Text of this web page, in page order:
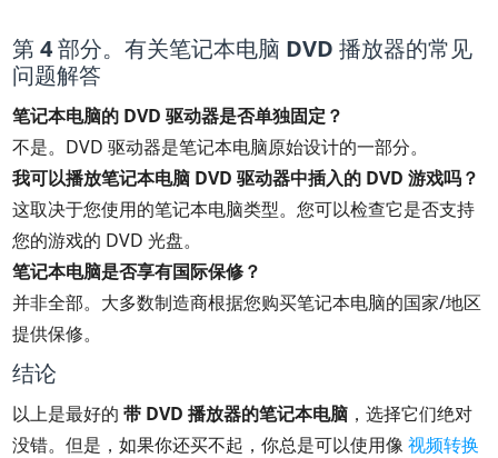
第 4 部分。有关笔记本电脑 DVD 播放器的常见
问题解答
笔记本电脑的 DVD 驱动器是否单独固定？
不是。DVD 驱动器是笔记本电脑原始设计的一部分。
我可以播放笔记本电脑 DVD 驱动器中插入的 DVD 游戏吗？
这取决于您使用的笔记本电脑类型。您可以检查它是否支持
您的游戏的 DVD 光盘。
笔记本电脑是否享有国际保修？
并非全部。大多数制造商根据您购买笔记本电脑的国家/地区
提供保修。
结论
以上是最好的带 DVD 播放器的笔记本电脑 ，选择它们绝对
没错。但是，如果你还买不起，你总是可以使用像视频转换